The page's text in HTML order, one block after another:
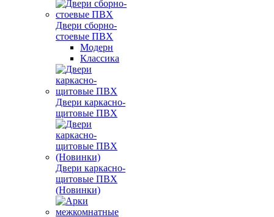
Двери сборно-
стоевые ПВХ
Модерн
Классика
Двери каркасно-
щитовые ПВХ
Двери каркасно-
щитовые ПВХ
(Новинки)